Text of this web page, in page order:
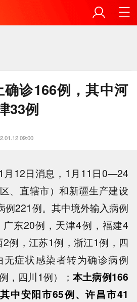
诊166例，其中河
33例
09:00
月12日消息，1月11日0—24
、直辖市）和新疆生产建设
例221例。其中境外输入病例
东20例，天津4例，福建4
例，江苏1例，浙江1例，四
症状感染者转为确诊病例
，四川1例）； 本土病例166
中安阳市65例、许昌市41